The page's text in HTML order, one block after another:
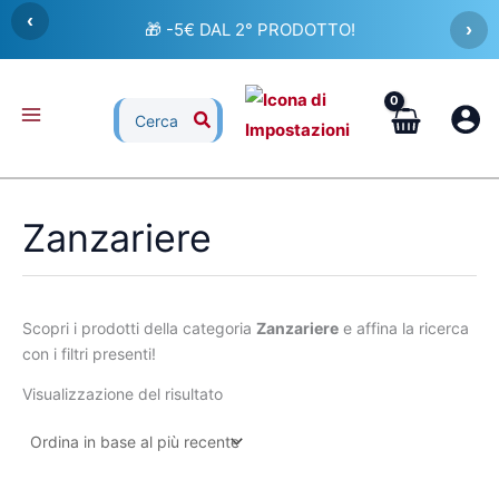
Vai
contenuto
‹ 🎁 -5€ DAL 2° PRODOTTO! ›
Ricerca
per:
Zanzariere
Scopri i prodotti della categoria Zanzariere e affina la ricerca
con i filtri presenti!
Visualizzazione del risultato